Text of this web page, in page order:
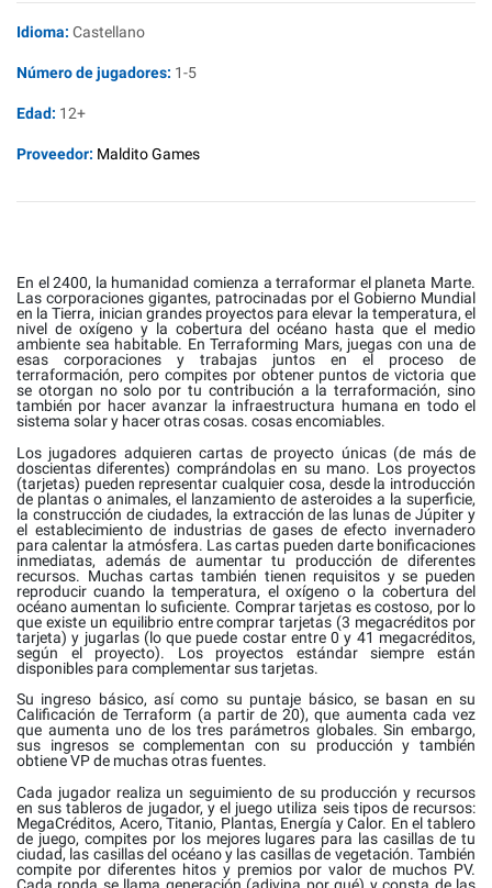
Idioma: Castellano
Número de jugadores: 1-5
Edad: 12+
Proveedor: Maldito Games
En el 2400, la humanidad comienza a terraformar el planeta Marte.
Las corporaciones gigantes, patrocinadas por el Gobierno Mundial
en la Tierra, inician grandes proyectos para elevar la temperatura, el
nivel de oxígeno y la cobertura del océano hasta que el medio
ambiente sea habitable. En Terraforming Mars, juegas con una de
esas corporaciones y trabajas juntos en el proceso de
terraformación, pero compites por obtener puntos de victoria que
se otorgan no solo por tu contribución a la terraformación, sino
también por hacer avanzar la infraestructura humana en todo el
sistema solar y hacer otras cosas. cosas encomiables.
Los jugadores adquieren cartas de proyecto únicas (de más de
doscientas diferentes) comprándolas en su mano. Los proyectos
(tarjetas) pueden representar cualquier cosa, desde la introducción
de plantas o animales, el lanzamiento de asteroides a la superficie,
la construcción de ciudades, la extracción de las lunas de Júpiter y
el establecimiento de industrias de gases de efecto invernadero
para calentar la atmósfera. Las cartas pueden darte bonificaciones
inmediatas, además de aumentar tu producción de diferentes
recursos. Muchas cartas también tienen requisitos y se pueden
reproducir cuando la temperatura, el oxígeno o la cobertura del
océano aumentan lo suficiente. Comprar tarjetas es costoso, por lo
que existe un equilibrio entre comprar tarjetas (3 megacréditos por
tarjeta) y jugarlas (lo que puede costar entre 0 y 41 megacréditos,
según el proyecto). Los proyectos estándar siempre están
disponibles para complementar sus tarjetas.
Su ingreso básico, así como su puntaje básico, se basan en su
Calificación de Terraform (a partir de 20), que aumenta cada vez
que aumenta uno de los tres parámetros globales. Sin embargo,
sus ingresos se complementan con su producción y también
obtiene VP de muchas otras fuentes.
Cada jugador realiza un seguimiento de su producción y recursos
en sus tableros de jugador, y el juego utiliza seis tipos de recursos:
MegaCréditos, Acero, Titanio, Plantas, Energía y Calor. En el tablero
de juego, compites por los mejores lugares para las casillas de tu
ciudad, las casillas del océano y las casillas de vegetación. También
compite por diferentes hitos y premios por valor de muchos PV.